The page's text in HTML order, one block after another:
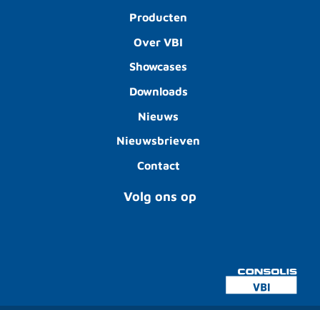
Producten
Over VBI
Showcases
Downloads
Nieuws
Nieuwsbrieven
Contact
Volg ons op